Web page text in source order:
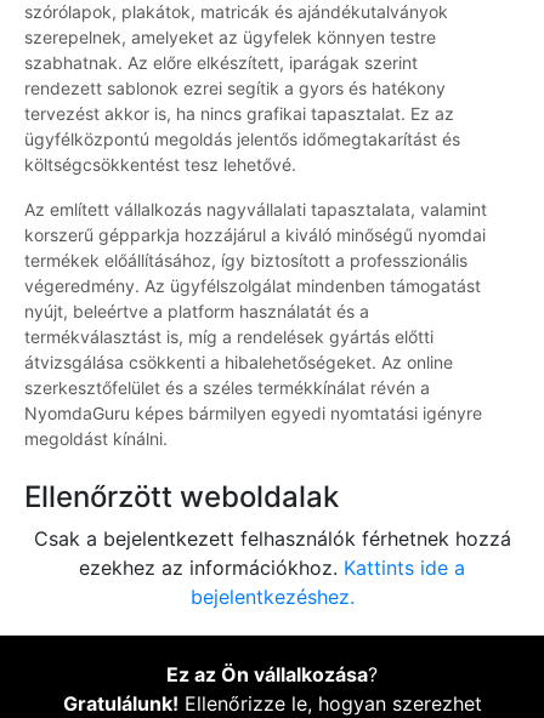
szórólapok, plakátok, matricák és ajándékutalványok
szerepelnek, amelyeket az ügyfelek könnyen testre
szabhatnak. Az előre elkészített, iparágak szerint
rendezett sablonok ezrei segítik a gyors és hatékony
tervezést akkor is, ha nincs grafikai tapasztalat. Ez az
ügyfélközpontú megoldás jelentős időmegtakarítást és
költségcsökkentést tesz lehetővé.
Az említett vállalkozás nagyvállalati tapasztalata, valamint
korszerű gépparkja hozzájárul a kiváló minőségű nyomdai
termékek előállításához, így biztosított a professzionális
végeredmény. Az ügyfélszolgálat mindenben támogatást
nyújt, beleértve a platform használatát és a
termékválasztást is, míg a rendelések gyártás előtti
átvizsgálása csökkenti a hibalehetőségeket. Az online
szerkesztőfelület és a széles termékkínálat révén a
NyomdaGuru képes bármilyen egyedi nyomtatási igényre
megoldást kínálni.
Ellenőrzött weboldalak
Csak a bejelentkezett felhasználók férhetnek hozzá
ezekhez az információkhoz. Kattints ide a
bejelentkezéshez.
Ez az Ön vállalkozása?
Gratulálunk! Ellenőrizze le, hogyan szerezhet